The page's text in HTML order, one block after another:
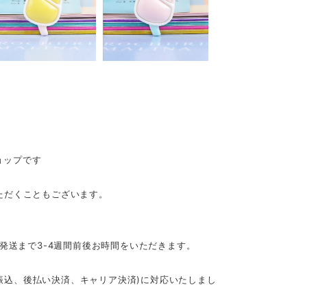
ップです
くこともございます。
まで3-4週間前後お時間をいただきます。
、後払い決済、キャリア決済)に対応いたしまし